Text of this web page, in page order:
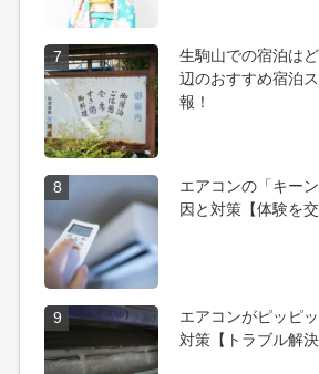
7
生駒山での宿泊は
辺のおすすめ宿泊
報！
8
エアコンの「キー
因と対策【体験を交
9
エアコンがピッピ
対策【トラブル解決